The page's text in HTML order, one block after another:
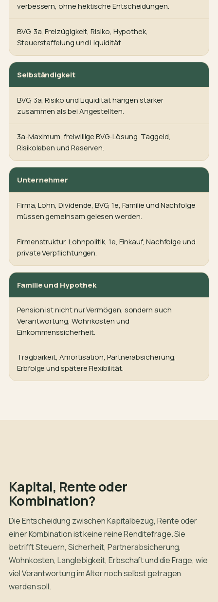
verbessern, ohne hektische Entscheidungen.
BVG, 3a, Freizügigkeit, Risiko, Hypothek,
Steuerstaffelung und Liquidität.
Selbständigkeit
BVG, 3a, Risiko und Liquidität hängen stärker
zusammen als bei Angestellten.
3a-Maximum, freiwillige BVG-Lösung, Taggeld,
Risikoleben und Reserven.
Unternehmer
Firma, Lohn, Dividende, BVG, 1e, Familie und Nachfolge
müssen gemeinsam gelesen werden.
Firmenstruktur, Lohnpolitik, 1e, Einkauf, Nachfolge und
private Verpflichtungen.
Familie und Hypothek
Pension ist nicht nur Vermögen, sondern auch
Verantwortung, Wohnkosten und
Einkommenssicherheit.
Tragbarkeit, Amortisation, Partnerabsicherung,
Erbfolge und spätere Flexibilität.
Kapital, Rente oder
Kombination?
Die Entscheidung zwischen Kapitalbezug, Rente oder
einer Kombination ist keine reine Renditefrage. Sie
betrifft Steuern, Sicherheit, Partnerabsicherung,
Wohnkosten, Langlebigkeit, Erbschaft und die Frage, wie
viel Verantwortung im Alter noch selbst getragen
werden soll.